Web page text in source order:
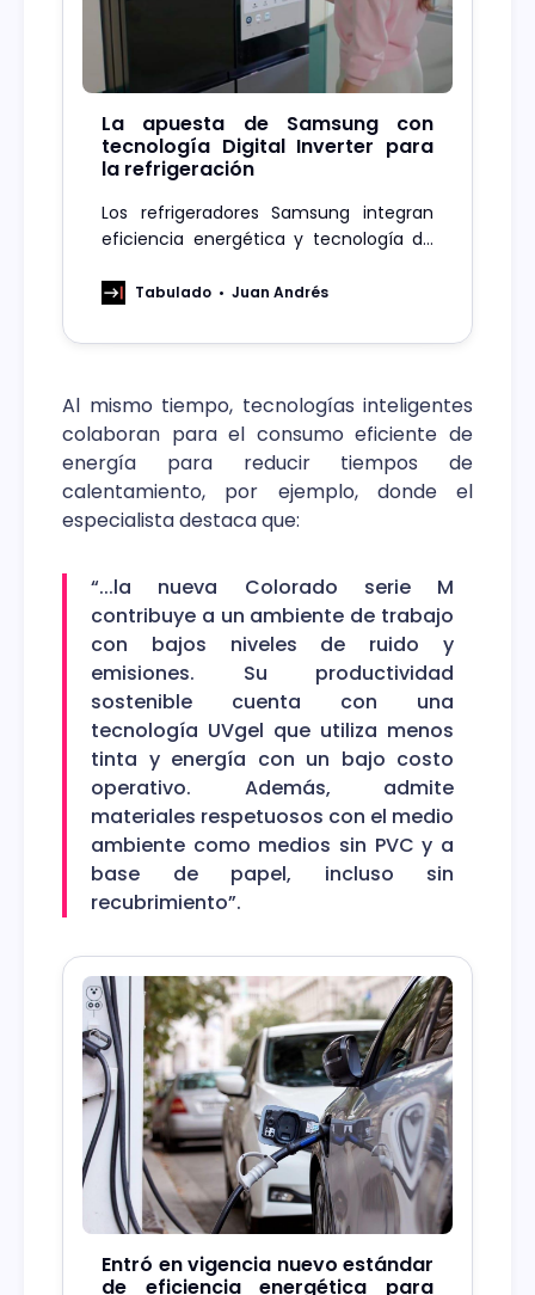
La apuesta de Samsung con
tecnología Digital Inverter para
la refrigeración
Los refrigeradores Samsung integran
eficiencia energética y tecnología de
positivo.Tabulado Juan Andrés
Al mismo tiempo, tecnologías inteligentes
colaboran para el consumo eficiente de
energía para reducir tiempos de
calentamiento, por ejemplo, donde el
especialista destaca que:
“...la nueva Colorado serie M
contribuye a un ambiente de trabajo
con bajos niveles de ruido y
emisiones. Su productividad
sostenible cuenta con una
tecnología UVgel que utiliza menos
tinta y energía con un bajo costo
operativo. Además, admite
materiales respetuosos con el medio
ambiente como medios sin PVC y a
base de papel, incluso sin
recubrimiento”.
Entró en vigencia nuevo estándar
de eficiencia energética para